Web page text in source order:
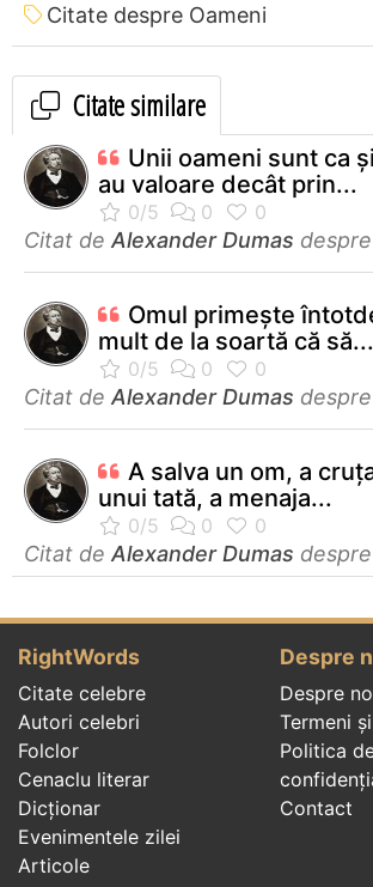
Citate despre Oameni
Citate similare
Unii oameni sunt ca
au valoare decât prin...
Citat de Alexander Dumas despre
Omul primește
mult de la soartă că să...
Citat de Alexander Dumas despre
A salva un om, a
unui tată, a menaja...
Citat de Alexander Dumas despre
RightWords
Citate celebre
Autori celebri
Folclor
Cenaclu literar
Dicționar
Evenimentele zilei
Articole
Despre
Despre
Termeni
Politica
Contact